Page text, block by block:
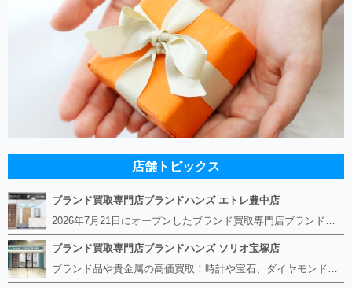
店舗トピックス
ブランド買取専門店ブランドハンズ エトレ豊中店
2026年7月21日にオープンしたブランド買取専門店ブランドハンズ エトレ豊中店です。 阪急豊中駅直結のショッピングモール エトレとよなかの１階に店舗がございます。 金・貴金属、ブランド品、時計、宝石などその他ブランド食器や美容機器、ブランド香水や化粧品などの取り扱いもございます。 熟練の鑑定士が親切・丁寧に接客、査定をさせていただきます。 査定だけでもOK。お気軽にご来店下さいませ！
ブランド買取専門店ブランドハンズ ソリオ宝塚店
ブランド品や貴金属の高価買取！時計や宝石、ダイヤモンドなど家に眠っているものがあったら捨てる前にブランドハンズへお越しください。 査定料は無料、お値段が付くものかお調べいたします！ 宅配買取もありますので使っていない古いルイヴィトンのバッグや財布、壊れているオメガの時計、千切れている金のネックレスや指輪、小型家電も取り扱っておりますのでお気軽にご利用下さい☆ その他ブランド食器、銀シルバー製品、美容機器、脱毛器、スマホなど幅広く取り扱っております！